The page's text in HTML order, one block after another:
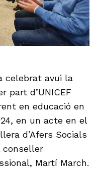
celebrat avui la
part d’UNICEF
en educació en
en un acte en el
d’Afers Socials
conseller
Martí March.